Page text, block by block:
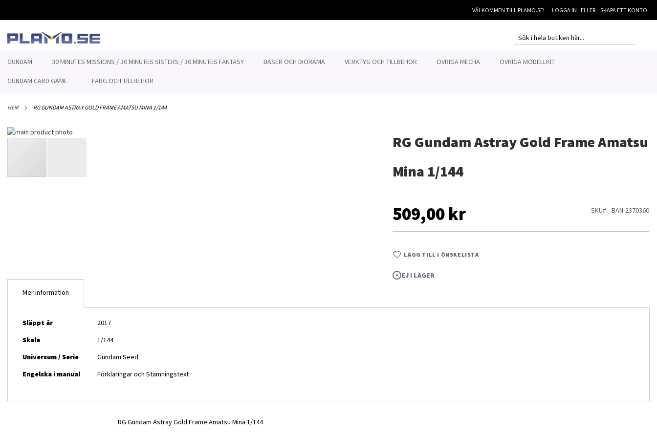
TILL
VÄLKOMMEN TILL PLAMO.SE! LOGGA IN SKAPA ETT KONTO
SEARCH
GUNDAM
30 MINUTES MISSIONS / 30 MINUTES SISTERS / 30 MINUTES FANTASY BASER OCH DIORAMA VERKTYG OCH TILLBEHÖR ÖVRIGA MECHA ÖVRIGA MODELLKIT
GUNDAM CARD GAME FÄRG OCH TILLBEHÖR
HEM RG GUNDAM ASTRAY GOLD FRAME AMATSU MINA 1/144
RG Gundam Astray Gold Frame Amatsu
Mina 1/144
509,00 kr SKU BAN-2370360
LÄGG TILL I ÖNSKELISTA
EJ I LAGER
Hoppa
till
RG Gundam Astray Gold Frame Amatsu Mina 1/144
Mer information
Mer
Släppt år
2017
Skala
1/144
Universum / Serie
Gundam Seed
Engelska i manual
Förklaringar och Stämningstext